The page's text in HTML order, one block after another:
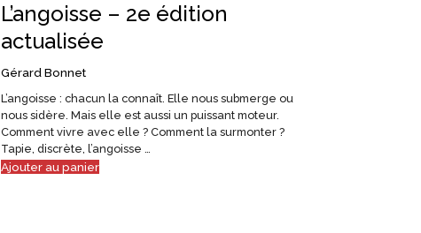
L’angoisse – 2e édition
actualisée
Gérard Bonnet
L’angoisse : chacun la connaît. Elle nous submerge ou
nous sidère. Mais elle est aussi un puissant moteur.
Comment vivre avec elle ? Comment la surmonter ?
Tapie, discrète, l’angoisse …
Ajouter au panier